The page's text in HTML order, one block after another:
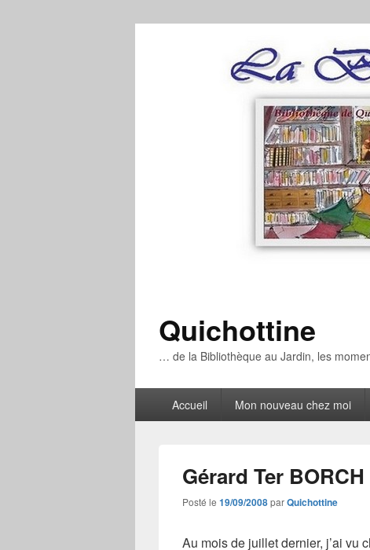
Quichottine
… de la Bibliothèque au Jardin, les
principalAccueil Mon nouveau chez moi
Gérard Ter BORCH
Posté le 19/09/2008parQuichottine
Au mois de juillet dernier, j’ai vu